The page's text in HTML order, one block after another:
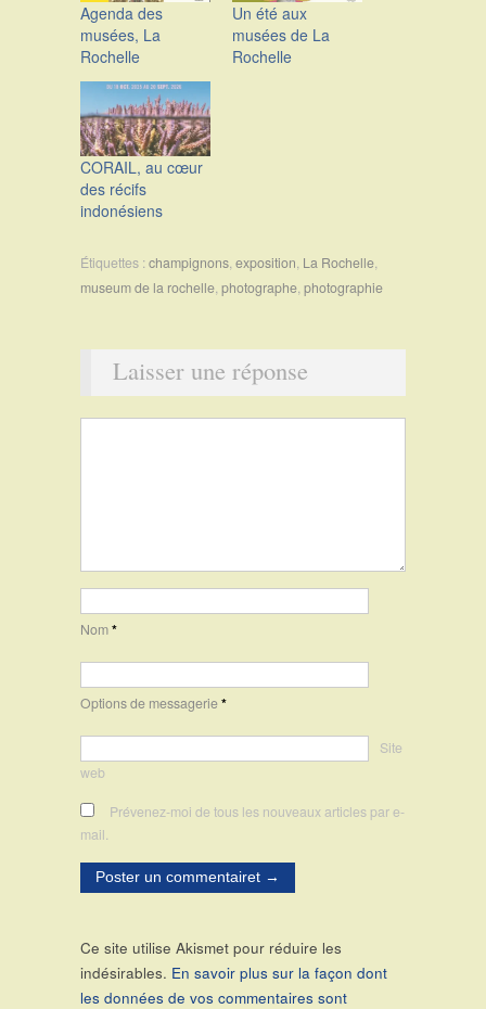
Agenda des
musées, La
Rochelle
Un été aux
musées de La
Rochelle
CORAIL, au cœur
des récifs
indonésiens
Étiquettes :champignons,exposition, La Rochelle,
museum de la rochelle,photographe,photographie
Laisser une réponse
Nom*
Options de messagerie*
Site
web
Prévenez-moi de tous les nouveaux articles par e-
mail.
Ce site utilise Akismet pour réduire les
indésirables. En savoir plus sur la façon dont
les données de vos commentaires sont